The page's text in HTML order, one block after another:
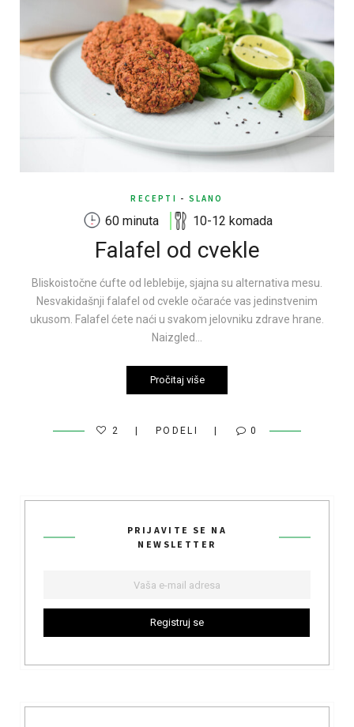
RECEPTI - SLANO
60 minuta 10-12 komada
Falafel od cvekle
Bliskoistočne ćufte od leblebije, sjajna su alternativa mesu.
Nesvakidašnji falafel od cvekle očaraće vas jedinstvenim
ukusom. Falafel ćete naći u svakom jelovniku zdrave hrane.
Naizgled…
Pročitaj više
2 PODELI 0
PRIJAVITE SE NA
NEWSLETTER